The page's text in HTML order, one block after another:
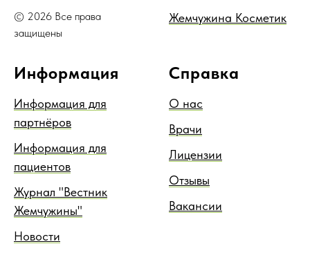
© 2026 Все права
защищены
Жемчужина Косметик
Информация
Информация для
партнёров
Информация для
пациентов
Журнал "Вестник
Жемчужины"
Новости
Справка
О нас
Врачи
Лицензии
Отзывы
Вакансии